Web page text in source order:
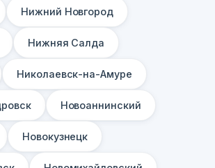
Нижний Новгород
Нижняя Салда
Николаевск-на-Амуре
Новоаннинский
Новокузнецк